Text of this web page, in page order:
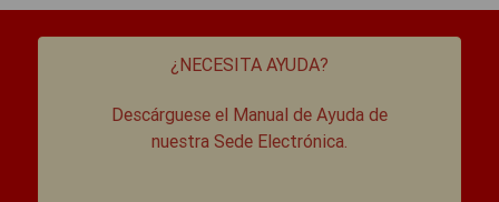
¿NECESITA AYUDA?
Descárguese el Manual de Ayuda de
nuestra Sede Electrónica.